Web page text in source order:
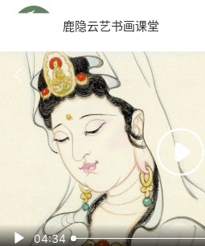
鹿隐云艺书画课堂

 04:34
